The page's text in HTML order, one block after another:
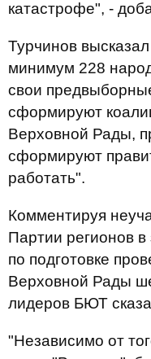
катастрофе", -
Турчинов
минимум 228
свои
сформируют
Верховной Рады,
сформируют
работать".
Комментируя
Партии регионов
по подготовке
Верховной Рады
лидеров БЮТ
"Независимо от